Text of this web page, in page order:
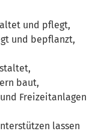
und pflegt,
und bepflanzt,
baut,
Freizeitanlagen
lassen